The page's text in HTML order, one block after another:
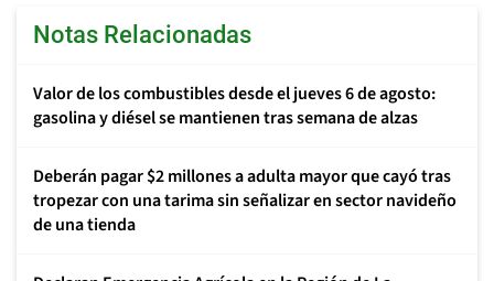
Notas Relacionadas
Valor de los combustibles desde el jueves 6 de agosto:
gasolina y diésel se mantienen tras semana de alzas
Deberán pagar $2 millones a adulta mayor que cayó tras
tropezar con una tarima sin señalizar en sector navideño
de una tienda